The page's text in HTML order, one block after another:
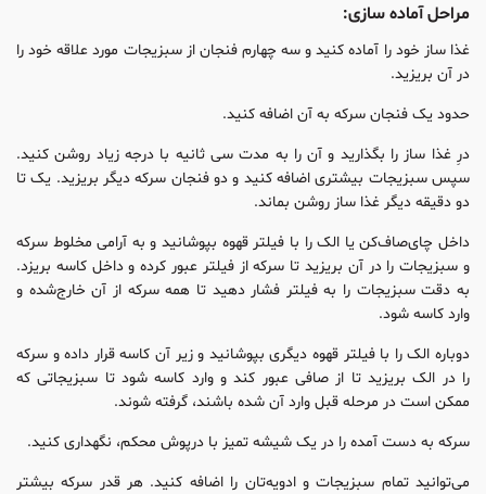
مراحل آماده سازی:
غذا ساز خود را آماده کنید و سه چهارم فنجان از سبزیجات مورد علاقه خود را
در آن بریزید.
حدود یک فنجان سرکه به آن اضافه کنید.
درِ غذا ساز را بگذارید و آن را به مدت سی ثانیه با درجه زیاد روشن کنید.
سپس سبزیجات بیشتری اضافه کنید و دو فنجان سرکه دیگر بریزید. یک تا
دو دقیقه دیگر غذا ساز روشن بماند.
داخل چای‌صاف‌کن یا الک را با فیلتر قهوه بپوشانید و به آرامی مخلوط سرکه
و سبزیجات را در آن بریزید تا سرکه از فیلتر عبور کرده و داخل کاسه بریزد.
به دقت سبزیجات را به فیلتر فشار دهید تا همه سرکه از آن خارج‌شده و
وارد کاسه شود.
دوباره الک را با فیلتر قهوه دیگری بپوشانید و زیر آن کاسه قرار داده و سرکه
را در الک بریزید تا از صافی عبور کند و وارد کاسه شود تا سبزیجاتی که
ممکن است در مرحله قبل وارد آن شده باشند، گرفته شوند.
سرکه به دست آمده را در یک شیشه تمیز با درپوش محکم، نگهداری کنید.
می‌توانید تمام سبزیجات و ادویه‌تان را اضافه کنید. هر قدر سرکه بیشتر